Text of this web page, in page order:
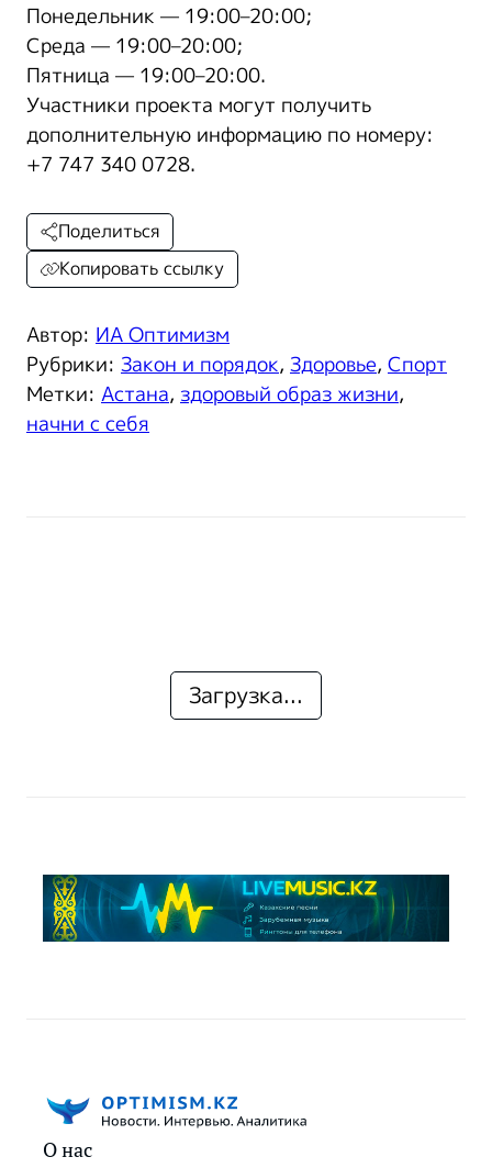
Понедельник — 19:00–20:00;
Среда — 19:00–20:00;
Пятница — 19:00–20:00.
Участники проекта могут получить
дополнительную информацию по номеру:
+7 747 340 0728.
Автор: ИА Оптимизм
Рубрики: Закон и порядок, Здоровье, Спорт
Метки: Астана, здоровый образ жизни,
начни с себя
Поделиться
Копировать ссылку
Загрузка...
О нас